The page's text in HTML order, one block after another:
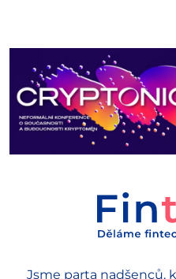
Jsme parta nadšenců,